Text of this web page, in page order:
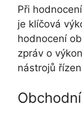
Při
je klíčová
hodnocení
zpráv o
nástrojů